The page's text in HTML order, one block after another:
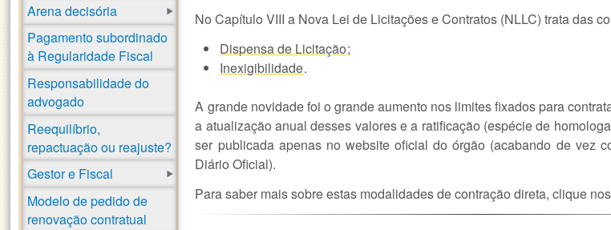
No Capítulo VIII a Nova Lei de Licitações e Contratos (NLLC) trata das
Dispensa de Licitação;
Inexigibilidade.
A grande novidade foi o grande aumento nos limites fixados para
a atualização anual desses valores e a ratificação (espécie de
ser publicada apenas no website oficial do órgão (acabando de vez
Diário Oficial).
Para saber mais sobre estas modalidades de contração direta, clique
Arena decisória
Pagamento subordinado
à Regularidade Fiscal
Responsabilidade do
advogado
Reequilíbrio,
repactuação ou reajuste?
Gestor e Fiscal
Modelo de pedido de
renovação contratual